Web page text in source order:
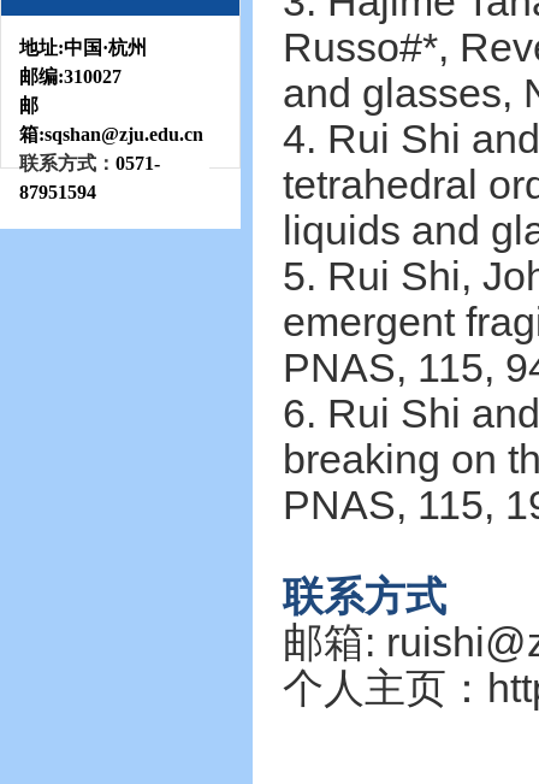
地址:中国·杭州
邮编:310027
邮
箱:sqshan@zju.edu.cn
联系方式： 0571-
87951594
Russo#*,
and glasses,
4. Rui Shi
tetrahedral
liquids and
5. Rui Shi,
emergent
PNAS, 115,
6. Rui Shi
breaking on
PNAS, 115,
联系方式
邮箱:
个人主页：